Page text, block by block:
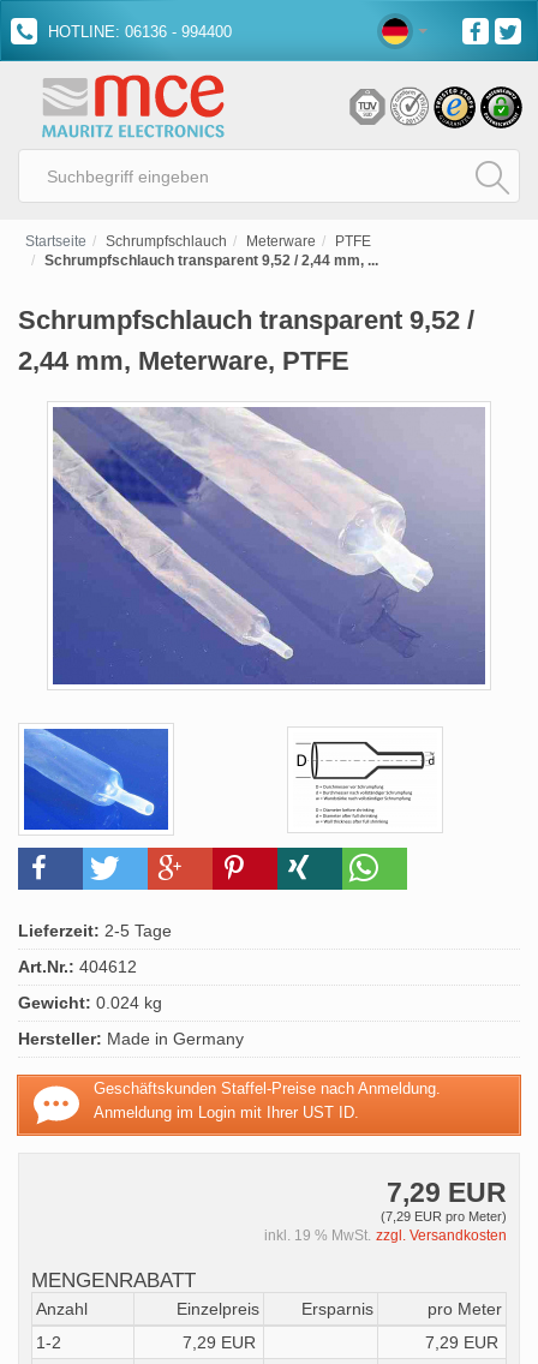
HOTLINE: 06136 - 994400
Startseite Schrumpfschlauch Meterware
PTFE
Schrumpfschlauch transparent 9,52 / 2,44 mm, ...
Schrumpfschlauch transparent 9,52 /
2,44 mm, Meterware, PTFE
Lieferzeit: 2-5 Tage
Art.Nr.: 404612
Gewicht: 0.024 kg
Hersteller: Made in Germany
Geschäftskunden Staffel-Preise nach Anmeldung.
Anmeldung im Login mit Ihrer UST ID.
7,29 EUR
(7,29 EUR pro Meter)
inkl. 19 % MwSt. zzgl. Versandkosten
MENGENRABATT
Anzahl Einzelpreis Ersparnis
pro Meter
1-2
7,29 EUR
7,29 EUR